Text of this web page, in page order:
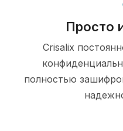
Просто
Crisalix
полностью